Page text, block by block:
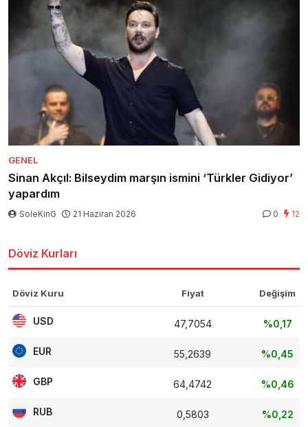
GENEL
Sinan Akçıl: Bilseydim marşın ismini ‘Türkler Gidiyor’
yapardım
SoleKinG 21 Haziran 2026 0 12
Döviz Kurları
Döviz Kuru Fiyat Değişim
USD 47,7054 %0,17
EUR 55,2639 %0,45
GBP 64,4742 %0,46
RUB 0,5803 %0,22